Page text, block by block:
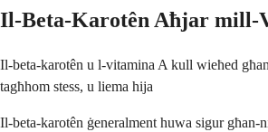
Il-Beta-Karotên Aħjar mill-
Il-beta-karotên u l-vitamina A kull wieħed
tagħhom stess, u liema hija
Il-beta-karotên ġeneralment huwa sigur għan-